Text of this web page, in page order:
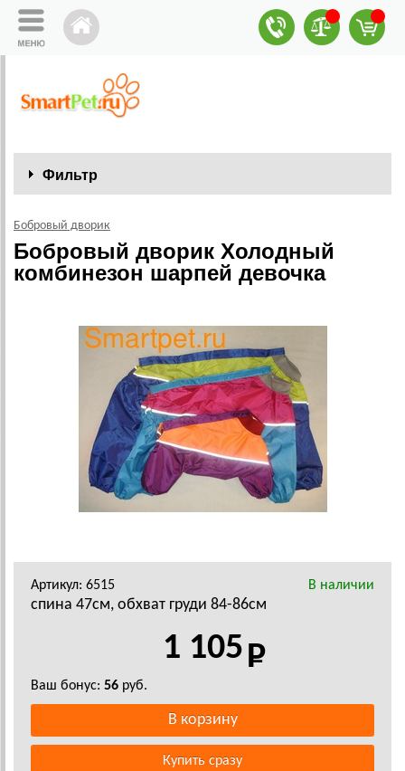
Фильтр
Бобровый дворик
Бобровый дворик Холодный
комбинезон шарпей девочка
Артикул: 6515 В наличии
спина 47см, обхват груди 84-86см
1 105
Ваш бонус: 56 руб.